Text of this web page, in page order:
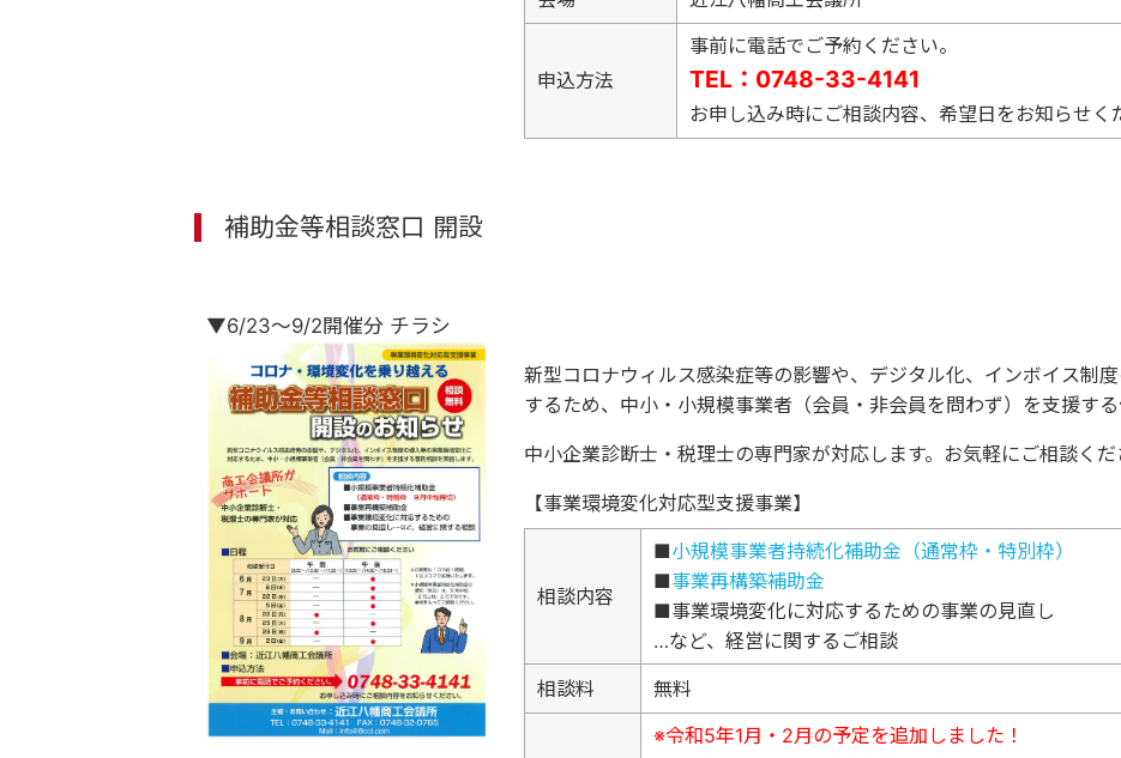
申込方法
事前に電話でご予約ください。
TEL：0748-33-4141
お申し込み時にご相談内容、希望日をお知らせく
補助金等相談窓口 開設
▼6/23～9/2開催分 チラシ
新型コロナウィルス感染症等の影響や、デジタル化、インボイス制
するため、中小・小規模事業者（会員・非会員を問わず）を支援する
中小企業診断士・税理士の専門家が対応します。お気軽にご相談くだ
【事業環境変化対応型支援事業】
相談内容
■小規模事業者持続化補助金（通常枠・特別枠）
■事業再構築補助金
■事業環境変化に対応するための事業の見直し
…など、経営に関するご相談
相談料
無料
※令和5年1月・2月の予定を追加しました！